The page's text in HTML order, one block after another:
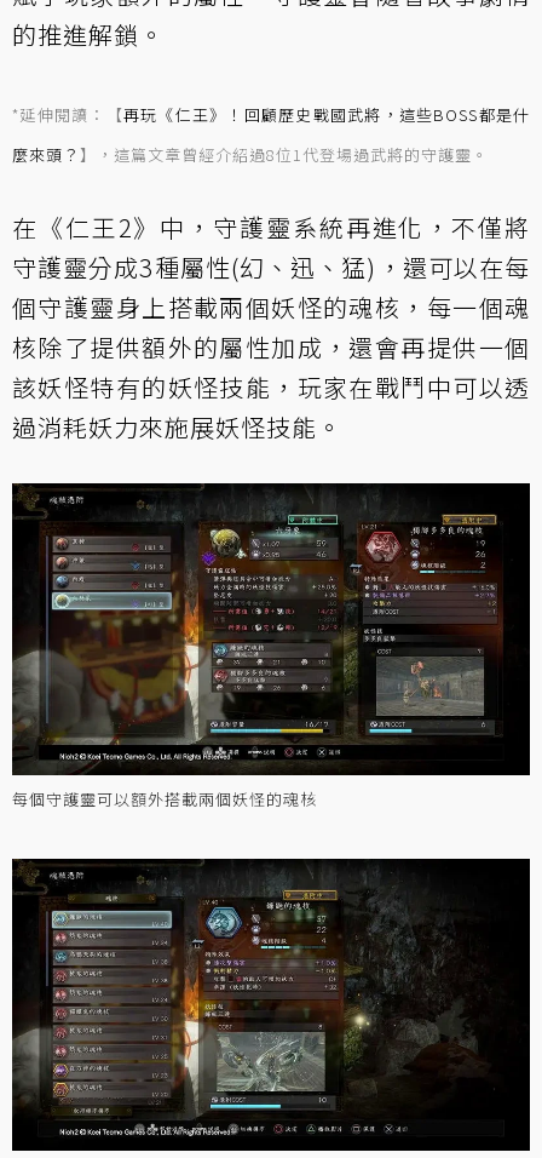
的推進解鎖。
*延伸閱讀：【再玩《仁王》！回顧歷史戰國武將，這些BOSS都是什
麼來頭？ 】，這篇文章曾經介紹過8位1代登場過武將的守護靈。
在《仁王2》中，守護靈系統再進化，不僅將
守護靈分成3種屬性(幻、迅、猛)，還可以在每
個守護靈身上搭載兩個妖怪的魂核，每一個魂
核除了提供額外的屬性加成，還會再提供一個
該妖怪特有的妖怪技能，玩家在戰鬥中可以透
過消耗妖力來施展妖怪技能。
每個守護靈可以額外搭載兩個妖怪的魂核